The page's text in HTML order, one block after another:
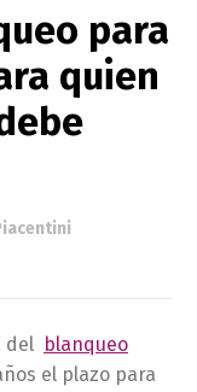
para
quien
del blanqueo
el plazo para